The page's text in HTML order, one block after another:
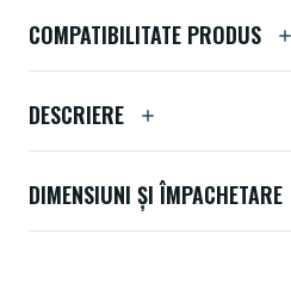
COMPATIBILITATE PRODUS
DESCRIERE
DIMENSIUNI ȘI ÎMPACHETARE